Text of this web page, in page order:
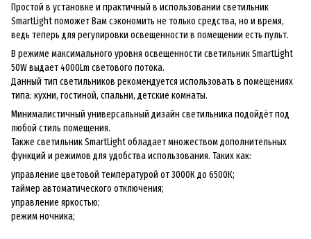
Простой в установке и практичный в использовании светильник
SmartLight поможет Вам сэкономить не только средства, но и время,
ведь теперь для регулировки освещенности в помещении есть пульт.
В режиме максимального уровня освещенности светильник SmartLight
50W выдает 4000Lm светового потока.
Данный тип светильников рекомендуется использовать в помещениях
типа: кухни, гостиной, спальни, детские комнаты.
Минималистичный универсальный дизайн светильника подойдёт под
любой стиль помещения.
Также светильник SmartLight обладает множеством дополнительных
функций и режимов для удобства использования. Таких как:
управление цветовой температурой от 3000К до 6500К;
таймер автоматического отключения;
управление яркостью;
режим ночника;